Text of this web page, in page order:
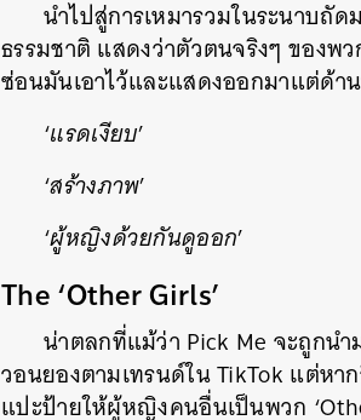
นำไปสู่การเหมารวมในระนาบถั
ธรรมชาติ แสดงว่าตัวตนจริงๆ ของพ
ซ่อนมันเอาไว้และแสดงออกมาแต่ด้า
‘แรดเงียบ’
‘สร้างภาพ’
‘ผู้หญิงด้วยกันดูออก’
The ‘Other Girls’
น่าตลกที่แม้ว่า Pick Me จะถูกน
วอนยองตามเทรนด์ใน TikTok แต่ห
แปะป้ายให้ผู้หญิงคนอื่นเป็นพวก